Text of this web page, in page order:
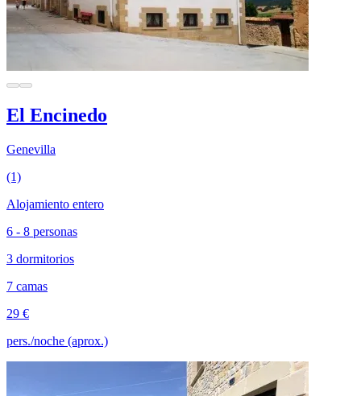
El Encinedo
Genevilla
(1)
Alojamiento entero
6 - 8 personas
3 dormitorios
7 camas
29 €
pers./noche (aprox.)